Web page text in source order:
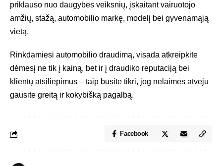
priklauso nuo daugybės veiksnių, įskaitant vairuotojo
amžių, stažą, automobilio markę, modelį bei gyvenamąją
vietą.
Rinkdamiesi automobilio draudimą, visada atkreipkite
dėmesį ne tik į kainą, bet ir į draudiko reputaciją bei
klientų atsiliepimus – taip būsite tikri, jog nelaimės atveju
gausite greitą ir kokybišką pagalbą.
Facebook